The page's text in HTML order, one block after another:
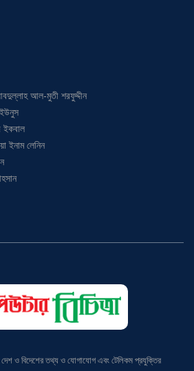
আল-মুতী শরফুদ্দীন
ইউনুস
ইকবাল
ইনাম লেনিন
দেশ ও বিদেশের তথ্য ও যোগাযোগ এবং টেলিকম প্রযুক্তির